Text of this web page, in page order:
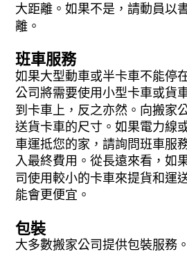
大距離。如果不是，請動員以
離。
班車服務
如果大型動車或半卡車不能停
公司將需要使用小型卡車或貨
到卡車上，反之亦然。向搬家
送貨卡車的尺寸。如果電力線
車運抵您的家，請詢問班車服
入最終費用。從長遠來看，如
司使用較小的卡車來提貨和運
能會更便宜。
包裝
大多數搬家公司提供包裝服務